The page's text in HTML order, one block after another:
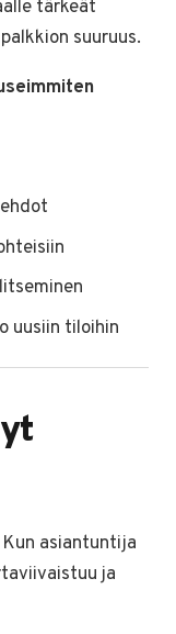
tärkeät
suuruus.
uusiin tiloihin
Kun asiantuntija
ja